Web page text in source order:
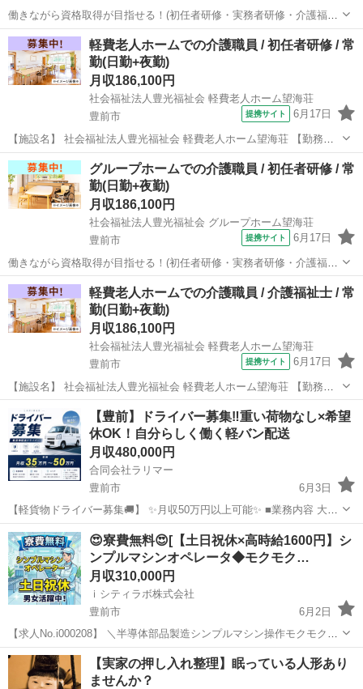
働きながら資格取得が目指せる！(初任者研修・実務者研修・介護福祉
士)/利用者人数５０人以下 【施設名】 社会福祉法人豊光福祉会 グルー
プホーム望海荘 【勤務地】 福岡県 豊前市 【アクセス】 豊前松江駅か
ら徒歩7分 豊...
福岡 豊前市 介護福祉士
軽費老人ホームでの介護職員 / 初任者研修 / 常
勤(日勤+夜勤)
月収186,100円
社会福祉法人豊光福祉会 軽費老人ホーム望海荘
豊前市
提携サイト 6月17日
【施設名】 社会福祉法人豊光福祉会 軽費老人ホーム望海荘 【勤務
地】 福岡県 豊前市 【アクセス】 豊前松江駅から徒歩18分 豊前松江
駅/宇島駅/0駅 【雇用形態】常勤(日勤+夜勤) 【募集職種】介護職員
【給...
福岡 豊前市 介護福祉士
グループホームでの介護職員 / 初任者研修 / 常
勤(日勤+夜勤)
月収186,100円
社会福祉法人豊光福祉会 グループホーム望海荘
豊前市
提携サイト 6月17日
働きながら資格取得が目指せる！(初任者研修・実務者研修・介護福祉
士)/利用者人数５０人以下 【施設名】 社会福祉法人豊光福祉会 グルー
プホーム望海荘 【勤務地】 福岡県 豊前市 【アクセス】 豊前松江駅か
ら徒歩7分 豊...
福岡 豊前市 介護福祉士
軽費老人ホームでの介護職員 / 介護福祉士 / 常
勤(日勤+夜勤)
月収186,100円
社会福祉法人豊光福祉会 軽費老人ホーム望海荘
豊前市
提携サイト 6月17日
【施設名】 社会福祉法人豊光福祉会 軽費老人ホーム望海荘 【勤務
地】 福岡県 豊前市 【アクセス】 豊前松江駅から徒歩18分 豊前松江
駅/宇島駅/0駅 【雇用形態】常勤(日勤+夜勤) 【募集職種】介護職員
【給...
福岡 豊前市 介護福祉士
【豊前】ドライバー募集‼️重い荷物なし×希望
休OK！自分らしく働く軽バン配送
月収480,000円
合同会社ラリマー
豊前市
6月3日
【軽貨物ドライバー募集🚚】 ✨月収50万円以上可能✨ ■業務内容 大手
通販商品の配送業務📦 ■勤務時間 8:00〜配送終了まで 慣れた方は
19:30頃終了✨ ■勤務日数 週5〜6日 ■報酬 完全出来高制 1個140...
福岡 豊前市 物流 未経験
😍寮費無料😍[【土日祝休×高時給1600円】シ
ンプルマシンオペレータ◆モクモク…
月収310,000円
ｉシティラボ株式会社
豊前市
6月2日
【求人No.i000208】 ＼半導体部品製造シンプルマシン操作モクモク軽
作業💕／ 👉ここがポイント 🚩 高時給1,600円！月収31万円以上可能💰
🚩 寮費無料の1R寮完備！家族寮も相談OK♪ 🚩 人気の土日...
福岡 豊前市 その他 未経験
【実家の押し入れ整理】眠っている人形あり
ませんか？